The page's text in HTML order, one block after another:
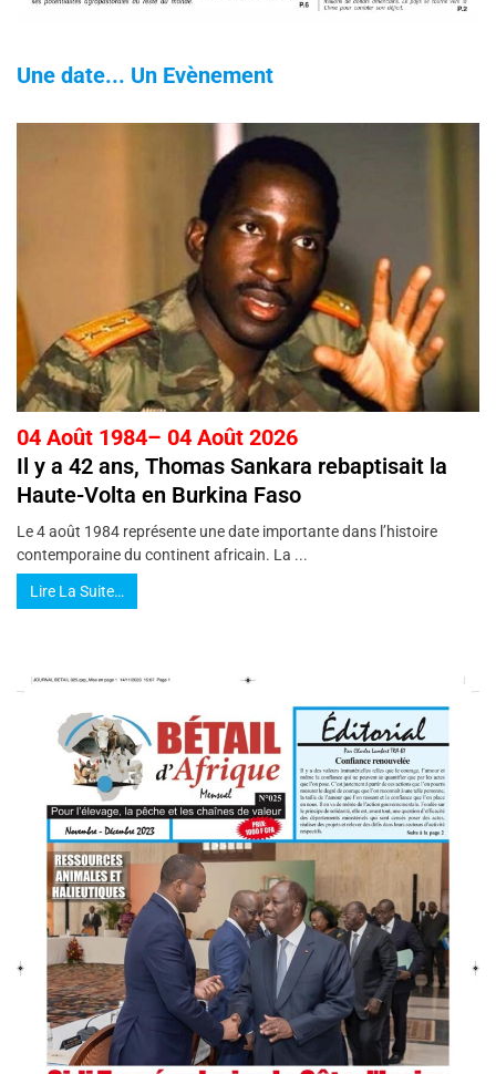
Une date... Un Evènement
04 Août 1984– 04 Août 2026
Il y a 42 ans, Thomas Sankara rebaptisait la
Haute-Volta en Burkina Faso
Le 4 août 1984 représente une date importante dans l’histoire
contemporaine du continent africain. La ...
Lire La Suite…